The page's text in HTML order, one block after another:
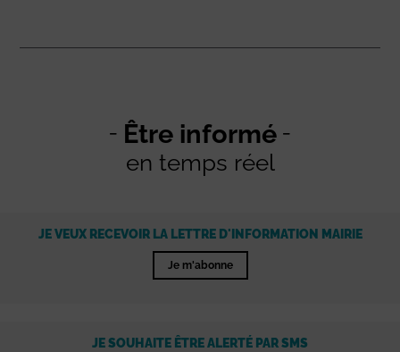
Être informé
en temps réel
JE VEUX RECEVOIR LA LETTRE D'INFORMATION MAIRIE
Je m'abonne
JE SOUHAITE ÊTRE ALERTÉ PAR SMS